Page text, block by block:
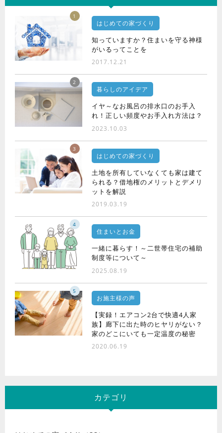
1
はじめての家づくり
知っていますか？住まいを守る神様
がいるってことを
2017.12.21
2
暮らしのアイデア
イヤ～なお風呂の排水口のお手入
れ！正しい頻度やお手入れ方法は？
2023.10.03
3
はじめての家づくり
土地を所有していなくても家は建て
られる？借地権のメリットとデメリ
ットを解説
2019.03.19
4
住まいとお金
一緒に暮らす！～二世帯住宅の補助
制度等について～
2025.08.19
5
お施主様の声
【実録！エアコン2台で快適4人家
族】廊下に出た時のヒヤリがない？
家のどこにいても一定温度の秘密
2020.06.19
カテゴリ